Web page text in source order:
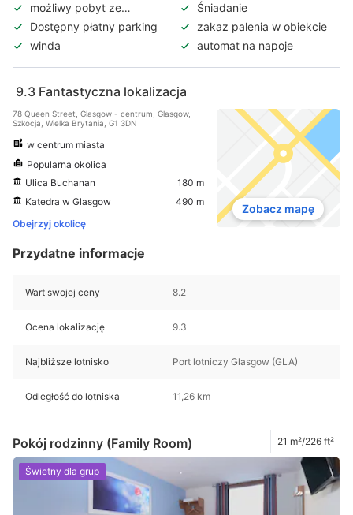
możliwy pobyt ze
zwierzętami
Śniadanie
Dostępny płatny parking
zakaz palenia w obiekcie
winda
automat na napoje
9.3 Fantastyczna lokalizacja
78 Queen Street, Glasgow - centrum, Glasgow,
Szkocja, Wielka Brytania, G1 3DN
w centrum miasta
Popularna okolica
Ulica Buchanan
180 m
Katedra w Glasgow
490 m
Obejrzyj okolicę
Zobacz mapę
Przydatne informacje
Wart swojej ceny 8.2
Ocena lokalizację 9.3
Najbliższe lotnisko Port lotniczy Glasgow (GLA)
Odległość do lotniska 11,26 km
Pokój rodzinny (Family Room) 21 m²/226 ft²
Świetny dla grup